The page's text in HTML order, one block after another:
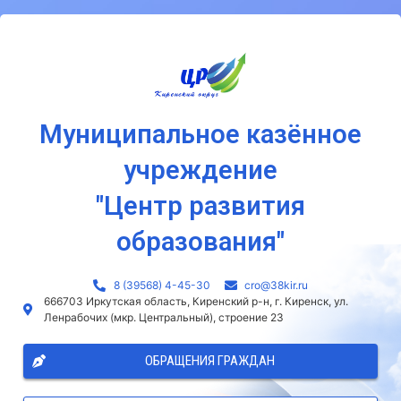
Муниципальное казённое
учреждение
"Центр развития
образования"
8 (39568) 4-45-30
сro@38kir.ru
666703 Иркутская область, Киренский р-н, г. Киренск, ул.
Ленрабочих (мкр. Центральный), строение 23
ОБРАЩЕНИЯ ГРАЖДАН